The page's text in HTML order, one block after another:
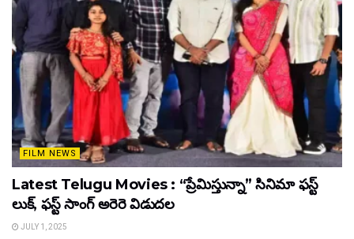
FILM NEWS
Latest Telugu Movies : “ప్రేమిస్తున్నా” సినిమా ఫస్ట్
లుక్, ఫస్ట్ సాంగ్ అరెరె విడుదల
JULY 1, 2025